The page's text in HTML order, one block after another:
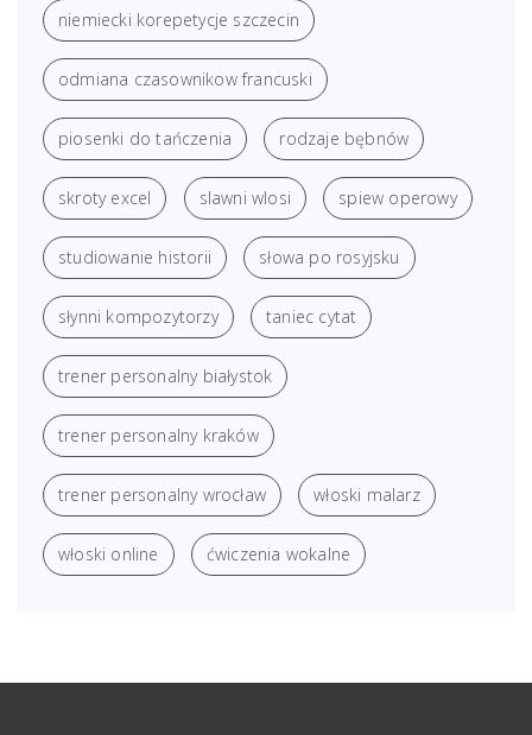
niemiecki korepetycje szczecin
odmiana czasownikow francuski
piosenki do tańczenia rodzaje bębnów
skroty excel slawni wlosi spiew operowy
studiowanie historii słowa po rosyjsku
słynni kompozytorzy taniec cytat
trener personalny białystok
trener personalny kraków
trener personalny wrocław włoski malarz
włoski online ćwiczenia wokalne